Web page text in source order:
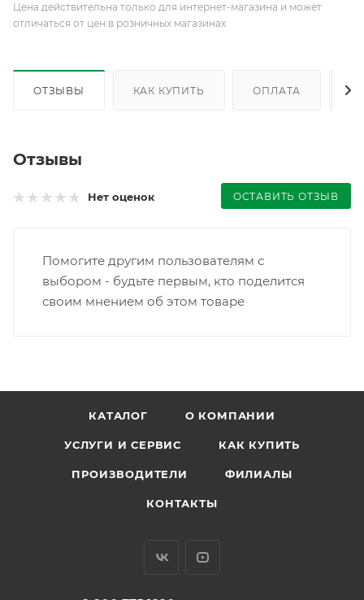
Цена действительна только для интернет-магазина и может
отличаться от цен в розничных магазинах
ОТЗЫВЫ КАК КУПИТЬ ОПЛАТА
Отзывы
Нет оценок ОСТАВИТЬ ОТЗЫВ
Помогите другим пользователям с
выбором - будьте первым, кто поделится
своим мнением об этом товаре
КАТАЛОГ О КОМПАНИИ
УСЛУГИ И СЕРВИС КАК КУПИТЬ
ПРОИЗВОДИТЕЛИ ФИЛИАЛЫ
КОНТАКТЫ